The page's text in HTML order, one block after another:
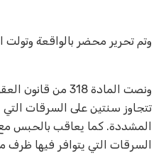
وتم تحرير محضر بالواقعة وتولت
ونصت المادة 318 من
تتجاوز سنتين على السرقات
السرقات التي يتوافر فيها